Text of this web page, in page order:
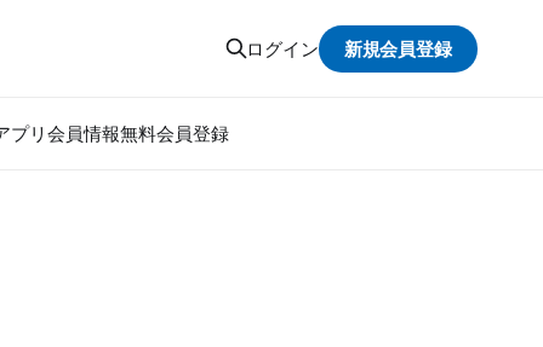
プリ会員情報無料会員登録
ログイン 新規会員登録